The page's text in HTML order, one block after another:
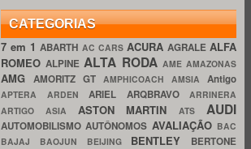
CATEGORIAS
7 em 1ABARTH AC CARS ACURA AGRALE ALFA
ROMEOALPINEALTA RODA AME AMAZONAS
AMG AMORITZ GT AMPHICOACH AMSIA Antigo
APTERA ARDEN ARIEL ARQBRAVO ARRINERA
ARTIGO ASIA ASTON MARTINATS AUDI
AUTOMOBILISMOAUTÔNOMOS AVALIAÇÃO BAC
BAJAJ BAOJUN BEIJING BENTLEY BERTONE